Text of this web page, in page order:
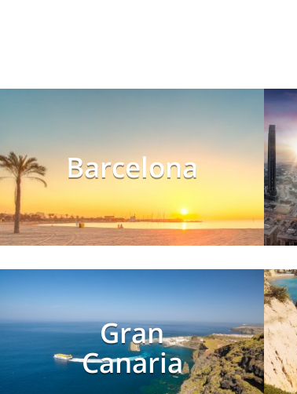
Barcelona
Gran
Canaria